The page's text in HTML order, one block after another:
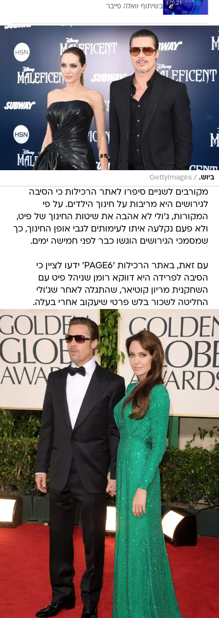
בשיתוף וואלה פייבר
ביוש. /
GettyImages
מקורבים לשניים סיפרו לאתר הרכילות כי הסיבה
לגירושים היא מריבות על חינוך הילדים. על פי
המקורות, ג'ולי לא אהבה את שיטות החינוך של פיט,
ולא פעם נקלעה איתו לעימותים לגבי אופן החינוך, כך
שמסמכי הגירושים הוגשו כבר לפני חמישה ימים.
עם זאת, באתר הרכילות 'PAGE6' ידעו לציין כי
הסיבה לפרידה היא דווקא רומן שניהל פיט עם
השחקנית מריון קוטיאר, שהתגלה לאחר שג'ולי
החליטה לשכור בלש פרטי שיעקוב אחרי בעלה.